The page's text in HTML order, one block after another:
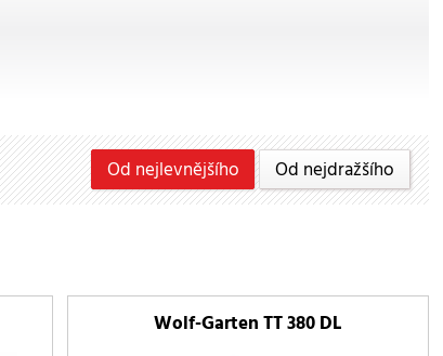
Od nejlevnějšího Od nejdražšího
Wolf-Garten TT 380 DL